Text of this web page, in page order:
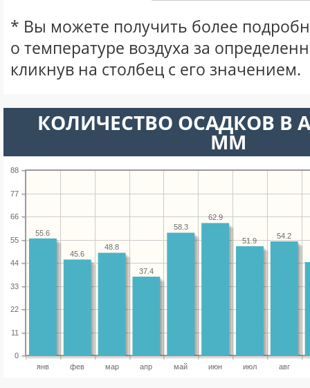
* Вы можете получить более
о температуре воздуха за
кликнув на столбец с его значением.
КОЛИЧЕСТВО ОСАДКОВ В
ММ
янв фев мар апр май июн июл авг
0
11
22
33
44
55
66
77
88
54.2
51.9
62.9
58.3
37.4
48.8
45.6
55.6